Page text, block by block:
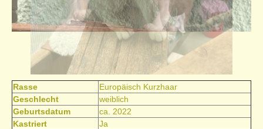
Rasse
Europäisch Kurzhaar
Geschlecht
weiblich
Geburtsdatum
ca. 2022
Kastriert
Ja